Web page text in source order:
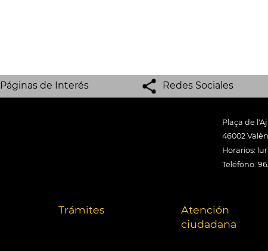
Páginas de Interés Redes Sociales
Plaça de
46002
Horarios:
Teléfono:
Trámites
Atención
ciudadana